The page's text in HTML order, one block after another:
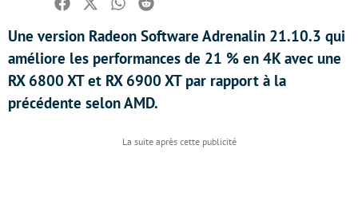
Facebook
TwitterWhatsapp
Reddit
Une version Radeon Software Adrenalin 21.10.3 qui
améliore les performances de 21 % en 4K avec une
RX 6800 XT et RX 6900 XT par rapport à la
précédente selon AMD.